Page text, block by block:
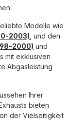
DIN-
Montagezubehör
Modelle wie
2003) , und den
2000) und
mit exklusiven
Abgasleistung
Ihrer
bieten
der Vielseitigkeit